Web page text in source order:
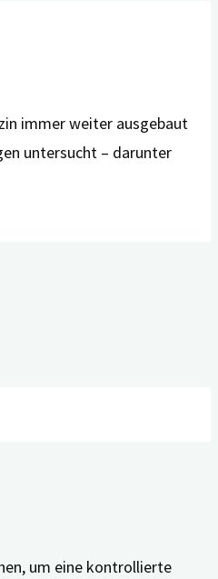
immer weiter ausgebaut
untersucht – darunter
erinnern. Wenn Sie auf
um eine kontrollierte